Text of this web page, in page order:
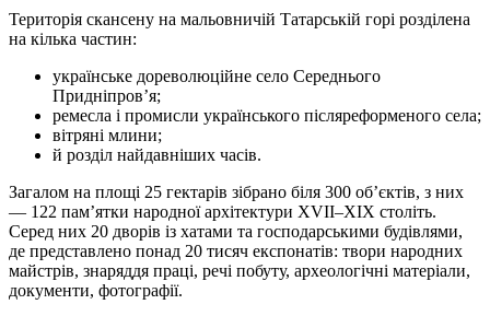
Територія скансену на мальовничій Татарській горі розділена
на кілька частин:
українське дореволюційне село Середнього
Придніпров’я;
ремесла і промисли українського післяреформеного села;
вітряні млини;
й розділ найдавніших часів.
Загалом на площі 25 гектарів зібрано біля 300 об’єктів, з них
— 122 пам’ятки народної архітектури XVII–XIX століть.
Серед них 20 дворів із хатами та господарськими будівлями,
де представлено понад 20 тисяч експонатів: твори народних
майстрів, знаряддя праці, речі побуту, археологічні матеріали,
документи, фотографії.